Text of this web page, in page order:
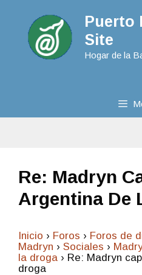
Puerto
Site
Hogar de la
Re: Madryn
Argentina De
Inicio › Foros › Foros de
Madryn › Sociales ›
la droga › Re: Madryn
droga